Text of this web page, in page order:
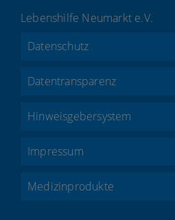
Lebenshilfe Neumarkt e.V.
Datenschutz
Datentransparenz
Hinweisgebersystem
Impressum
Medizinprodukte